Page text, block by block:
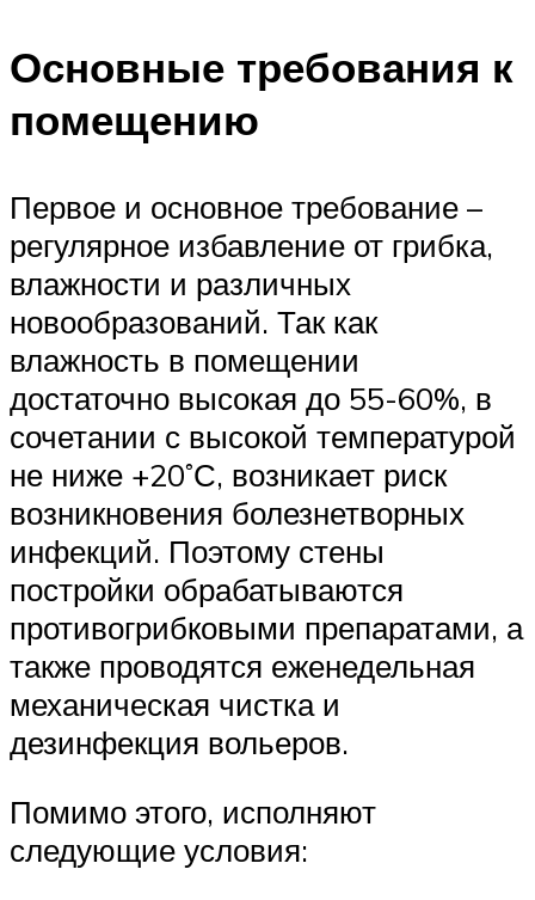
Основные требования к
помещению
Первое и основное требование –
регулярное избавление от грибка,
влажности и различных
новообразований. Так как
влажность в помещении
достаточно высокая до 55-60%, в
сочетании с высокой температурой
не ниже +20˚С, возникает риск
возникновения болезнетворных
инфекций. Поэтому стены
постройки обрабатываются
противогрибковыми препаратами, а
также проводятся еженедельная
механическая чистка и
дезинфекция вольеров.
Помимо этого, исполняют
следующие условия: